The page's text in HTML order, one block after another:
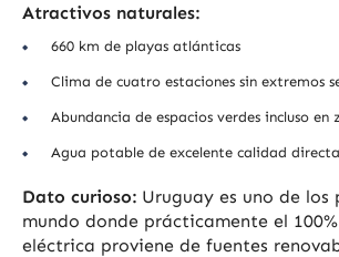
Atractivos naturales:
660 km de playas atlánticas
Clima de cuatro estaciones sin extremos
Abundancia de espacios verdes incluso en
Agua potable de excelente calidad
Dato curioso: Uruguay es uno de los
mundo donde prácticamente el
eléctrica proviene de fuentes